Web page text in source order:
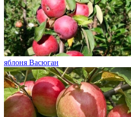
яблоня Васюган